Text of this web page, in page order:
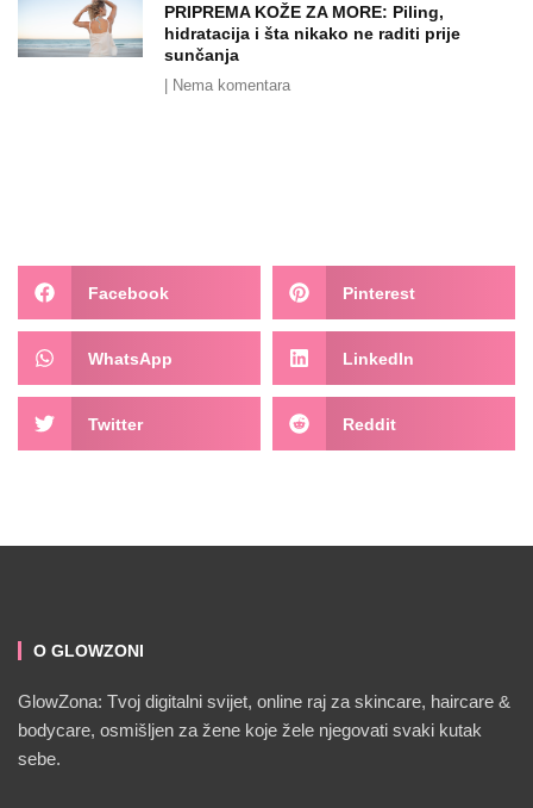
PRIPREMA KOŽE ZA MORE: Piling,
hidratacija i šta nikako ne raditi prije
sunčanja
Nema komentara
Facebook Pinterest
WhatsApp LinkedIn
Twitter Reddit
O GLOWZONI
GlowZona: Tvoj digitalni svijet, online raj za skincare, haircare &
bodycare, osmišljen za žene koje žele njegovati svaki kutak
sebe.